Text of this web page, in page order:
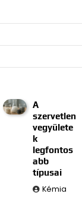
A
szervetlen
vegyülete
k
legfontos
abb
típusai
Kémia